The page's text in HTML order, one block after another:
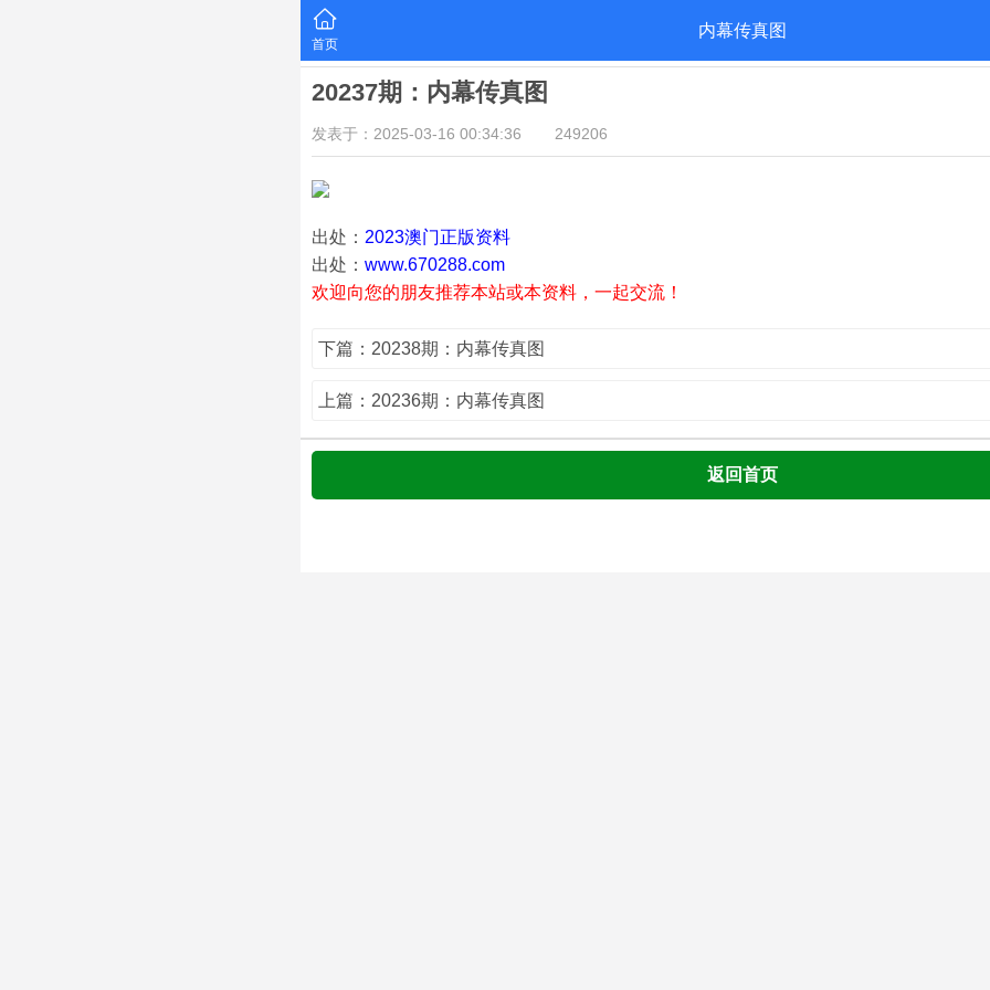
首页
内幕传真图
20237期：内幕传真图
发表于：2025-03-16 00:34:36 249206
出处： 2023澳门正版资料
出处： www.670288.com
欢迎向您的朋友推荐本站或本资料，一起交流！
下篇：20238期：内幕传真图
上篇：20236期：内幕传真图
返回首页